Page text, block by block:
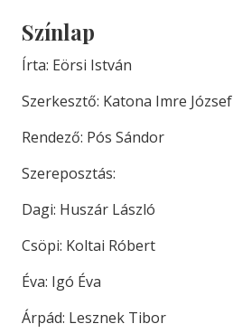
Színlap
Írta: Eörsi István
Szerkesztő: Katona Imre József
Rendező: Pós Sándor
Szereposztás:
Dagi: Huszár László
Csöpi: Koltai Róbert
Éva: Igó Éva
Árpád: Lesznek Tibor